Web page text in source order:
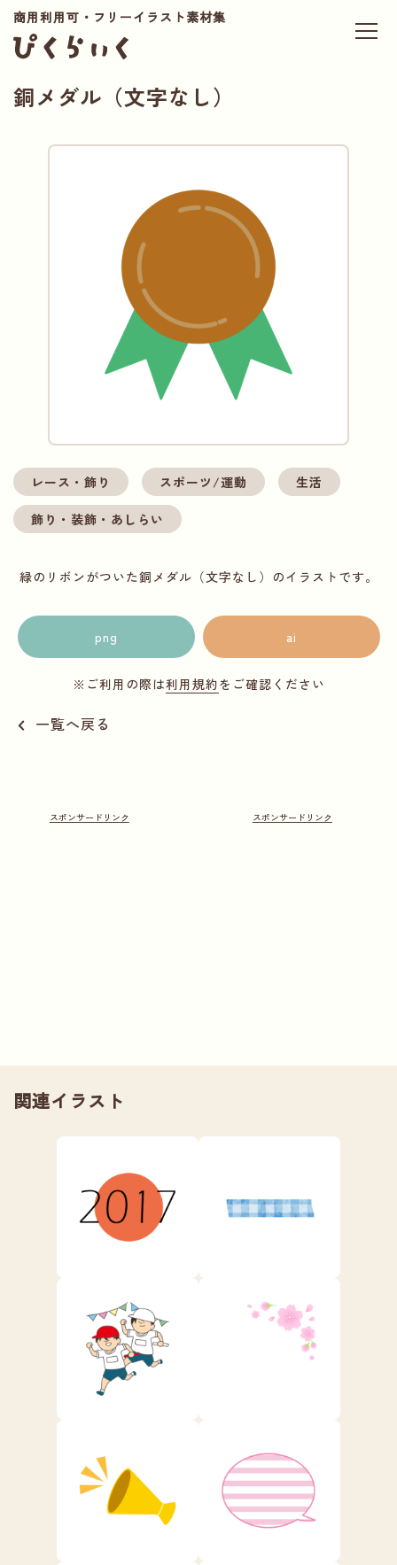
商用利用可・フリーイラスト素材集
銅メダル（文字なし）
レース・飾り スポーツ/運動 生活
飾り・装飾・あしらい
緑のリボンがついた銅メダル（文字なし）のイラストです。
png ai
※ご利用の際は利用規約をご確認ください
一覧へ戻る
関連イラスト